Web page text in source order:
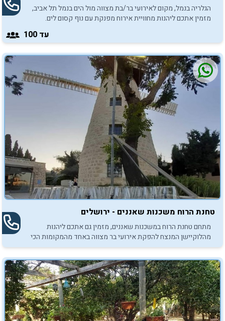
הגלריה בנמל, מקום לאירועי בר/בת מצווה מול הים בנמל תל אביב,
מזמין אתכם ליהנות מחוויית אירוח מפנקת עם נוף קסום לים.
עד 100
טחנת הרוח משכנות שאננים - ירושלים
מתחם טחנת הרוח במשכנות שאננים, מזמין גם אתכם ליהנות
מהלוקיישן המנצח להפקת אירועי בר מצווה באחד מהמקומות הכי
מרגשים בעיר.